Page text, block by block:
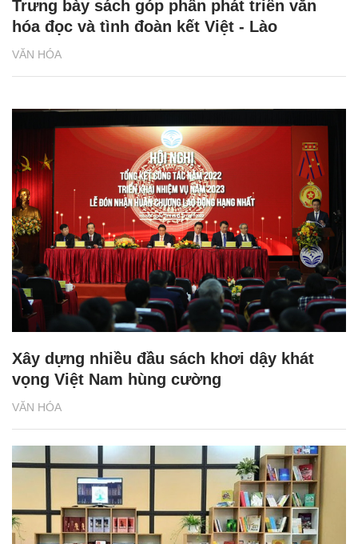
VĂN HÓA
Trưng bày sách góp phần phát triển văn
hóa đọc và tình đoàn kết Việt - Lào
VĂN HÓA
Xây dựng nhiều đầu sách khơi dậy khát
vọng Việt Nam hùng cường